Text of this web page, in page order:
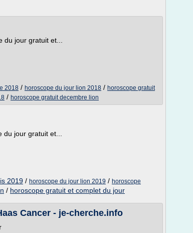
jour gratuit et...
2018 / horoscope du jour lion 2018 / horoscope gratuit
/ horoscope gratuit decembre lion
jour gratuit et...
2019 / horoscope du jour lion 2019 / horoscope
/ horoscope gratuit et complet du jour
Cancer - je-cherche.info